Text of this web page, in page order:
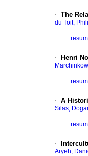
· The
du Toit,
·
· Henri
·
· A
Silas,
·
·
Aryeh,